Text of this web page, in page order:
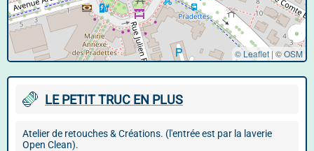
© Leaflet | ©OSM
LE PETIT TRUC EN PLUS
Atelier de retouches & Créations. (l'entrée est par la laverie
Open Clean).